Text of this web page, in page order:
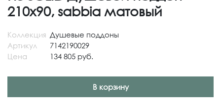
210x90, sabbia матовый
Коллекция Душевые поддоны
Артикул
7142190029
Цена
134 805 руб.
В корзину